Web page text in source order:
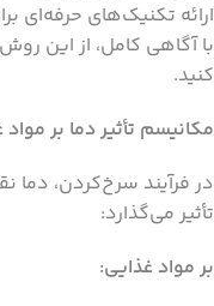
ارائه تکنیک‌های حرفه‌ای
با آگاهی کامل، از این
کنید.
مکانیسم تأثیر دما بر
در فرآیند سرخ‌کردن، دما
تأثیر می‌گذارد:
بر مواد غذایی: